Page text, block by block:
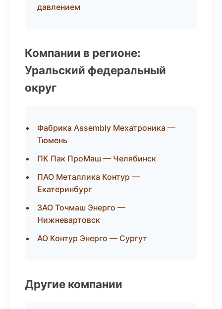
давлением
Компании в регионе:
Уральский федеральный
округ
Фабрика Assembly Мехатроника —
Тюмень
ПК Пак ПроМаш — Челябинск
ПАО Металлика Контур —
Екатеринбург
ЗАО Точмаш Энерго —
Нижневартовск
АО Контур Энерго — Сургут
Другие компании